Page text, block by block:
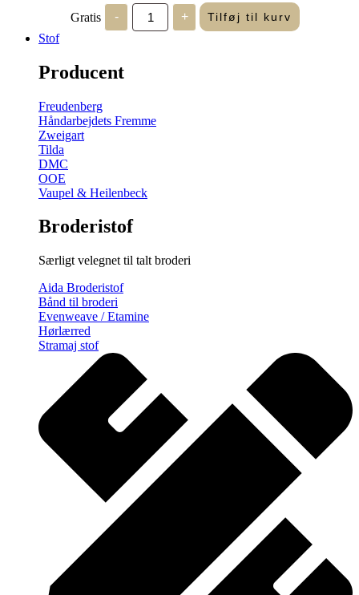
Gratis -
Verdens
broderidag
2026
+ Tilføj til kurv
Stof
Producent
Freudenberg
Håndarbejdets Fremme
Zweigart
Tilda
DMC
OOE
Vaupel & Heilenbeck
Broderistof
Særligt velegnet til talt broderi
Aida Broderistof
Bånd til broderi
Evenweave / Etamine
Hørlærred
Stramaj stof